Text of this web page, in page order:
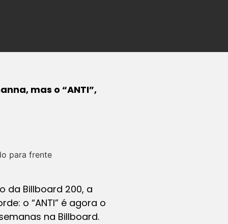
mas o “ANTI”,
da Billboard 200, a
o “ANTI” é agora o
na Billboard.